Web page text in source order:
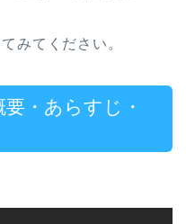
みてください。
・あらすじ・